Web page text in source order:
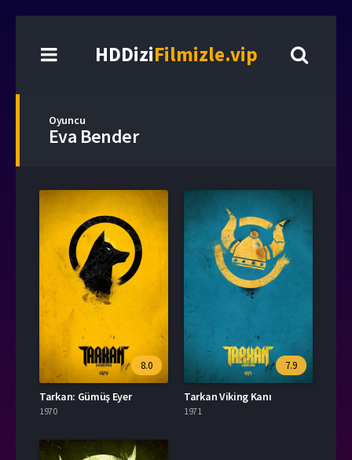
HDDiziFilmizle.vip
Oyuncu
Eva Bender
8.0
Tarkan: Gümüş Eyer
1970
7.9
Tarkan Viking Kanı
1971